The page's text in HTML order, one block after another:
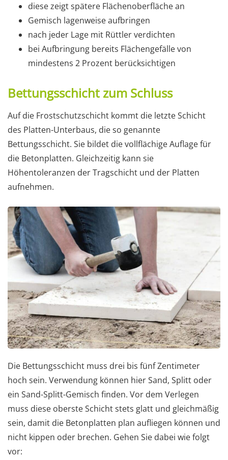
diese zeigt spätere Flächenoberfläche an
Gemisch lagenweise aufbringen
nach jeder Lage mit Rüttler verdichten
bei Aufbringung bereits Flächengefälle von
mindestens 2 Prozent berücksichtigen
Bettungsschicht zum Schluss
Auf die Frostschutzschicht kommt die letzte Schicht
des Platten-Unterbaus, die so genannte
Bettungsschicht. Sie bildet die vollflächige Auflage für
die Betonplatten. Gleichzeitig kann sie
Höhentoleranzen der Tragschicht und der Platten
aufnehmen.
Die Bettungsschicht muss drei bis fünf Zentimeter
hoch sein. Verwendung können hier Sand, Splitt oder
ein Sand-Splitt-Gemisch finden. Vor dem Verlegen
muss diese oberste Schicht stets glatt und gleichmäßig
sein, damit die Betonplatten plan aufliegen können und
nicht kippen oder brechen. Gehen Sie dabei wie folgt
vor: